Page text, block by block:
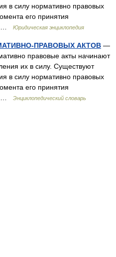
в силу нормативно правовых
его принятия
…
Юридическая энциклопедия
ПРАВОВЫХ АКТОВ —
правовые акты начинают
их в силу. Существуют
в силу нормативно правовых
его принятия
…
Энциклопедический словарь